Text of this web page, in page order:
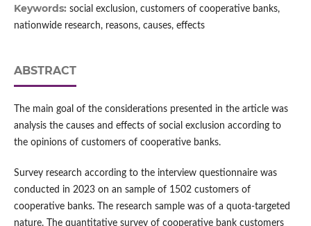
Keywords: social exclusion, customers of cooperative banks,
nationwide research, reasons, causes, effects
ABSTRACT
The main goal of the considerations presented in the article was
analysis the causes and effects of social exclusion according to
the opinions of customers of cooperative banks.
Survey research according to the interview questionnaire was
conducted in 2023 on an sample of 1502 customers of
cooperative banks. The research sample was of a quota-targeted
nature. The quantitative survey of cooperative bank customers